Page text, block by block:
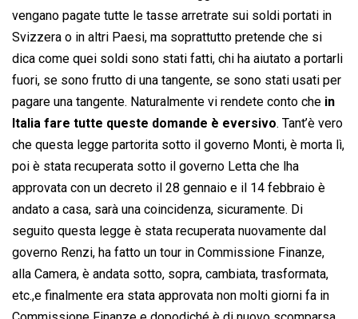
vengano pagate tutte le tasse arretrate sui soldi portati in
Svizzera o in altri Paesi, ma soprattutto pretende che si
dica come quei soldi sono stati fatti, chi ha aiutato a portarli
fuori, se sono frutto di una tangente, se sono stati usati per
pagare una tangente. Naturalmente vi rendete conto che in
Italia fare tutte queste domande è eversivo. Tant’è vero
che questa legge partorita sotto il governo Monti, è morta lì,
poi è stata recuperata sotto il governo Letta che lha
approvata con un decreto il 28 gennaio e il 14 febbraio è
andato a casa, sarà una coincidenza, sicuramente. Di
seguito questa legge è stata recuperata nuovamente dal
governo Renzi, ha fatto un tour in Commissione Finanze,
alla Camera, è andata sotto, sopra, cambiata, trasformata,
etc.,e finalmente era stata approvata non molti giorni fa in